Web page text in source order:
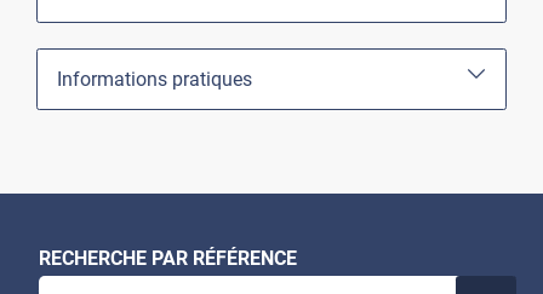
Informations pratiques
RECHERCHE PAR RÉFÉRENCE